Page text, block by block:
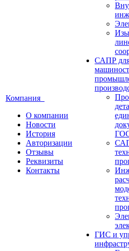
Компания
О компании
Новости
История
Авторизации
Отзывы
Реквизиты
Контакты
САПР
ГИС и